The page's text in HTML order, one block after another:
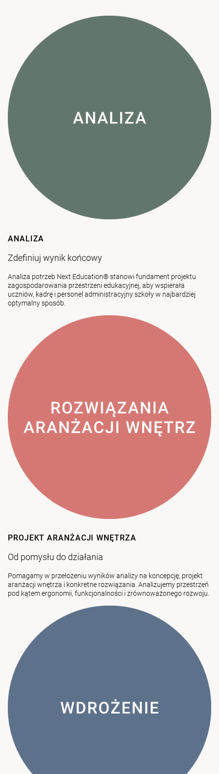
ANALIZA
Zdefiniuj wynik końcowy
Analiza potrzeb Next Education® stanowi fundament projektu
zagospodarowania przestrzeni edukacyjnej, aby wspierała
uczniów, kadrę i personel administracyjny szkoły w najbardziej
optymalny sposób.
PROJEKT ARANŻACJI WNĘTRZA
Od pomysłu do działania
Pomagamy w przełożeniu wyników analizy na koncepcję, projekt
aranżacji wnętrza i konkretne rozwiązania. Analizujemy przestrzeń
pod kątem ergonomii, funkcjonalności i zrównoważonego rozwoju.